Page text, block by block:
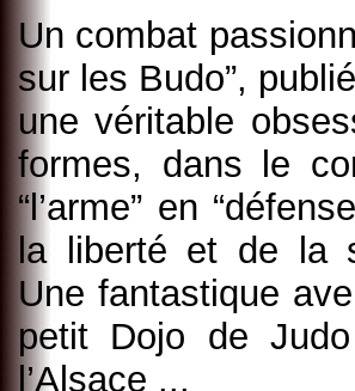
Un combat
sur les Budo”,
une véritable
formes, dans le
“l’arme” en
la liberté et de la
Une fantastique
petit Dojo de
l’Alsace ...